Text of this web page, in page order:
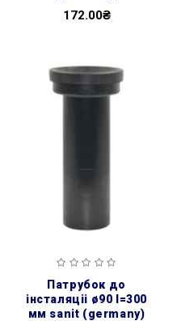
172.00₴
патрубок до
інсталяціі ø90 l=300
мм sanit (germany)